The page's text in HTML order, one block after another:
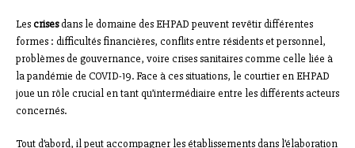
Lescrisesdans le domaine des EHPAD peuvent revêtir différentes
formes : difficultés financières, conflits entre résidents et personnel,
problèmes de gouvernance, voire crises sanitaires comme celle liée à
la pandémie de COVID-19. Face à ces situations, le courtier en EHPAD
joue un rôle crucial en tant qu’intermédiaire entre les différents acteurs
concernés.
Tout d’abord, il peut accompagner les établissements dans l’élaboration